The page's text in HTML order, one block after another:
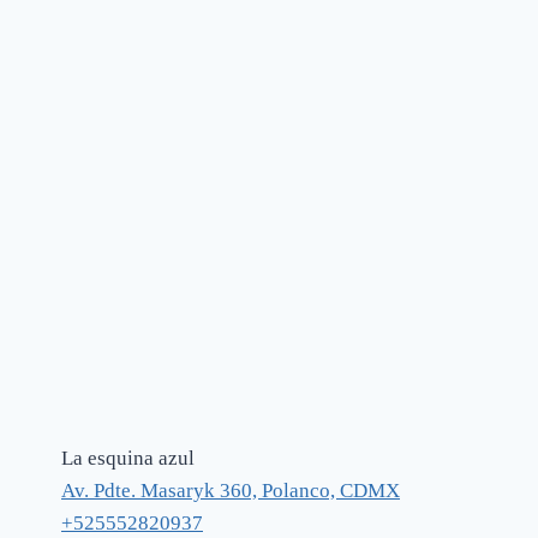
La esquina azul
Av. Pdte. Masaryk 360, Polanco, CDMX
+525552820937